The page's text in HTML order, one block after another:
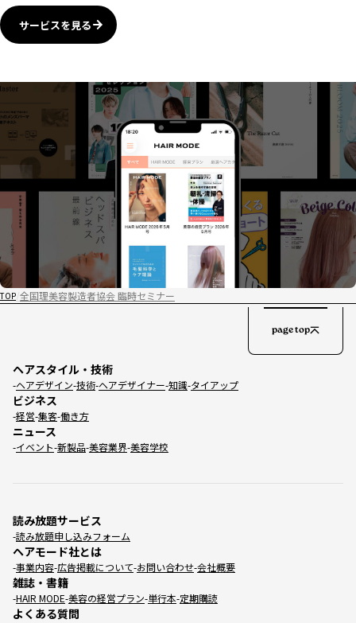
サービスを見る
TOP 全国理美容製造者協会 臨時セミナー
ヘアスタイル・技術
ヘアデザイン 技術 ヘアデザイナー 知識 タイアップ
ビジネス
経営 集客 働き方
ニュース
イベント 新製品 美容業界 美容学校
読み放題サービス
読み放題申し込みフォーム
ヘアモード社とは
事業内容 広告掲載について お問い合わせ 会社概要
雑誌・書籍
HAIR MODE 美容の経営プラン 単行本 定期購読
よくある質問
page top